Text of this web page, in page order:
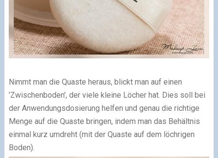
Nimmt man die Quaste heraus, blickt man auf einen
'Zwischenboden', der viele kleine Löcher hat. Dies soll bei
der Anwendungsdosierung helfen und genau die richtige
Menge auf die Quaste bringen, indem man das Behältnis
einmal kurz umdreht (mit der Quaste auf dem löchrigen
Boden).